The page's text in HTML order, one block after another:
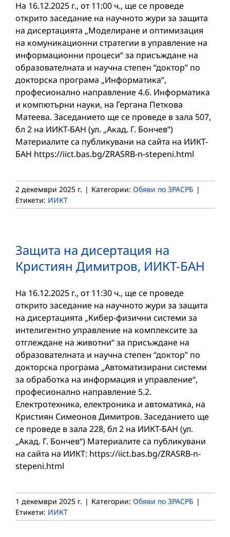
На 16.12.2025 г., от 11:00 ч., ще се проведе
открито заседание на научното жури за защита
на дисертацията „Моделиране и оптимизация
на комуникационни стратегии в управление на
информационни процеси“ за присъждане на
образователната и научна степен “доктор” по
докторска програма „Информатика“,
професионално направление 4.6. Информатика
и компютърни науки, на Гергана Петкова
Матеева. Заседанието ще се проведе в зала 507,
бл 2 на ИИКТ-БАН (ул. „Акад. Г. Бончев“)
Материалите са публикувани на сайта на ИИКТ-
БАН https://iict.bas.bg/ZRASRB-n-stepeni.html
2 декември 2025 г. | Категории: Обяви по ЗРАСРБ |
Етикети: ИИКТ
Защита на дисертация на
Кристиян Димитров, ИИКТ-БАН
На 16.12.2025 г., от 11:30 ч., ще се проведе
открито заседание на научното жури за защита
на дисертацията „Кибер-физични системи за
интелигентно управление на комплексите за
отглеждане на животни“ за присъждане на
образователната и научна степен “доктор” по
докторска програма „Автоматизирани системи
за обработка на информация и управление“,
професионално направление 5.2.
Електротехника, електроника и автоматика, на
Кристиян Симеонов Димитров. Заседанието ще
се проведе в зала 228, бл 2 на ИИКТ-БАН (ул.
„Акад. Г. Бончев“) Материалите са публикувани
на сайта на ИИКТ: https://iict.bas.bg/ZRASRB-n-
stepeni.html
1 декември 2025 г. | Категории: Обяви по ЗРАСРБ |
Етикети: ИИКТ